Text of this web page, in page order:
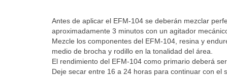
Antes de aplicar el EFM-104 se deberán mezclar
aproximadamente 3 minutos con un agitador
Mezcle los componentes del EFM-104, resina y
medio de brocha y rodillo en la tonalidad del área.
El rendimiento del EFM-104 como primario deberá
Deje secar entre 16 a 24 horas para continuar con el